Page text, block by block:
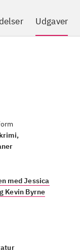
Udgaver
med Jessica
Kevin Byrne